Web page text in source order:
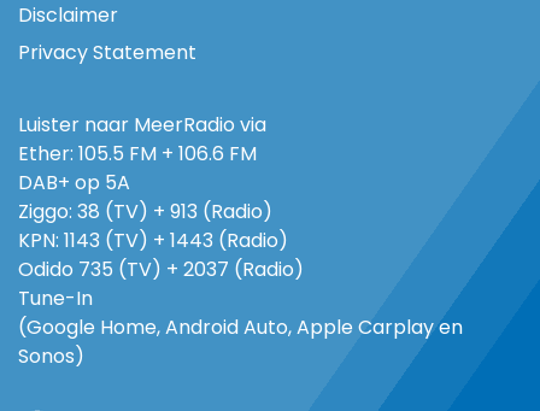
Disclaimer
Privacy Statement
Luister naar MeerRadio via
Ether: 105.5 FM + 106.6 FM
DAB+ op 5A
Ziggo: 38 (TV) + 913 (Radio)
KPN: 1143 (TV) + 1443 (Radio)
Odido 735 (TV) + 2037 (Radio)
Tune-In
(Google Home, Android Auto, Apple Carplay en
Sonos)